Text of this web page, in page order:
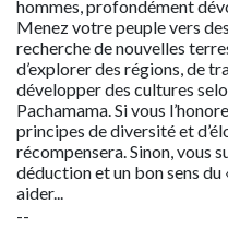
hommes, profondément
Menez votre peuple vers
recherche de nouvelles
d’explorer des régions, de
développer des cultures
Pachamama. Si vous
principes de diversité et
récompensera. Sinon, vous
déduction et un bon sens
aider...
--